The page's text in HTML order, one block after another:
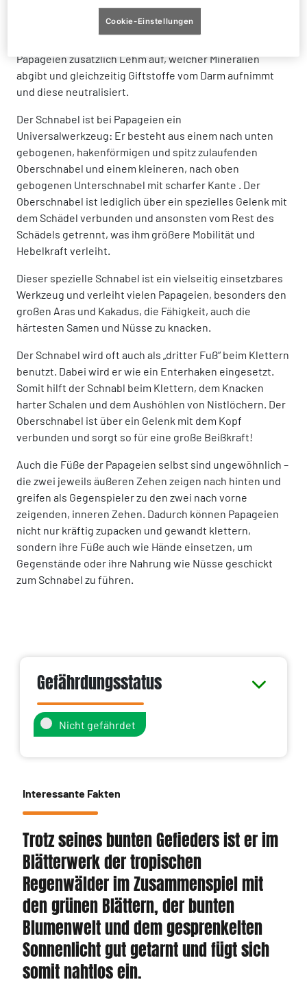
Lehmbänken ein, um mineralhaltige Lehmerde
aufzunehmen. Da einige Samen und unreife Früchte sich
Papageien zusätzlich Lehm auf, welcher Mineralien
abgibt und gleichzeitig Giftstoffe vom Darm aufnimmt
und diese neutralisiert.
Der Schnabel ist bei Papageien ein
Universalwerkzeug: Er besteht aus einem nach unten
gebogenen, hakenförmigen und spitz zulaufenden
Oberschnabel und einem kleineren, nach oben
gebogenen Unterschnabel mit scharfer Kante . Der
Oberschnabel ist lediglich über ein spezielles Gelenk mit
dem Schädel verbunden und ansonsten vom Rest des
Schädels getrennt, was ihm größere Mobilität und
Hebelkraft verleiht.
Dieser spezielle Schnabel ist ein vielseitig einsetzbares
Werkzeug und verleiht vielen Papageien, besonders den
großen Aras und Kakadus, die Fähigkeit, auch die
härtesten Samen und Nüsse zu knacken.
Der Schnabel wird oft auch als „dritter Fuß“ beim Klettern
benutzt. Dabei wird er wie ein Enterhaken eingesetzt.
Somit hilft der Schnabl beim Klettern, dem Knacken
harter Schalen und dem Aushöhlen von Nistlöchern. Der
Oberschnabel ist über ein Gelenk mit dem Kopf
verbunden und sorgt so für eine große Beißkraft!
Auch die Füße der Papageien selbst sind ungewöhnlich –
die zwei jeweils äußeren Zehen zeigen nach hinten und
greifen als Gegenspieler zu den zwei nach vorne
zeigenden, inneren Zehen. Dadurch können Papageien
nicht nur kräftig zupacken und gewandt klettern,
sondern ihre Füße auch wie Hände einsetzen, um
Gegenstände oder ihre Nahrung wie Nüsse geschickt
zum Schnabel zu führen.
Gefährdungsstatus
Nicht gefährdet
Interessante Fakten
Trotz seines bunten Gefieders ist er im
Blätterwerk der tropischen
Regenwälder im Zusammenspiel mit
den grünen Blättern, der bunten
Blumenwelt und dem gesprenkelten
Sonnenlicht gut getarnt und fügt sich
somit nahtlos ein.
Cookie-Einstellungen